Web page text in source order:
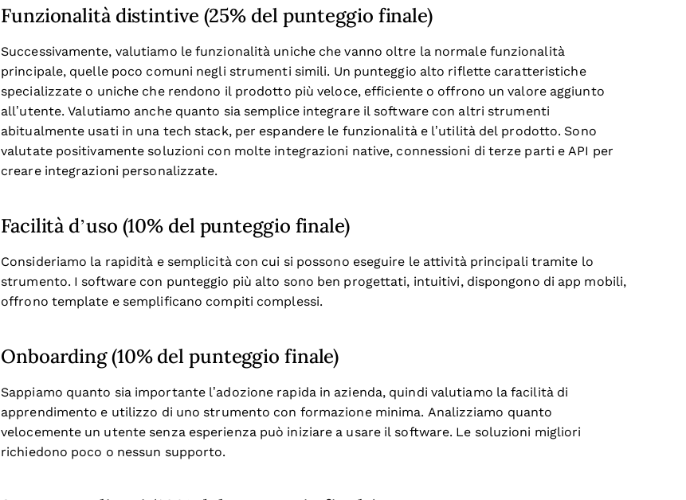
Funzionalità distintive (25% del punteggio finale)
Successivamente, valutiamo le funzionalità uniche che vanno oltre la normale funzionalità
principale, quelle poco comuni negli strumenti simili. Un punteggio alto riflette caratteristiche
specializzate o uniche che rendono il prodotto più veloce, efficiente o offrono un valore aggiunto
all’utente. Valutiamo anche quanto sia semplice integrare il software con altri strumenti
abitualmente usati in una tech stack, per espandere le funzionalità e l’utilità del prodotto. Sono
valutate positivamente soluzioni con molte integrazioni native, connessioni di terze parti e API per
creare integrazioni personalizzate.
Facilità d’uso (10% del punteggio finale)
Consideriamo la rapidità e semplicità con cui si possono eseguire le attività principali tramite lo
strumento. I software con punteggio più alto sono ben progettati, intuitivi, dispongono di app mobili,
offrono template e semplificano compiti complessi.
Onboarding (10% del punteggio finale)
Sappiamo quanto sia importante l’adozione rapida in azienda, quindi valutiamo la facilità di
apprendimento e utilizzo di uno strumento con formazione minima. Analizziamo quanto
velocemente un utente senza esperienza può iniziare a usare il software. Le soluzioni migliori
richiedono poco o nessun supporto.